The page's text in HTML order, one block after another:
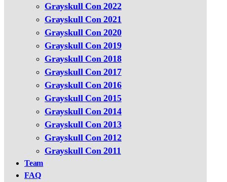
Grayskull Con 2022
Grayskull Con 2021
Grayskull Con 2020
Grayskull Con 2019
Grayskull Con 2018
Grayskull Con 2017
Grayskull Con 2016
Grayskull Con 2015
Grayskull Con 2014
Grayskull Con 2013
Grayskull Con 2012
Grayskull Con 2011
Team
FAQ